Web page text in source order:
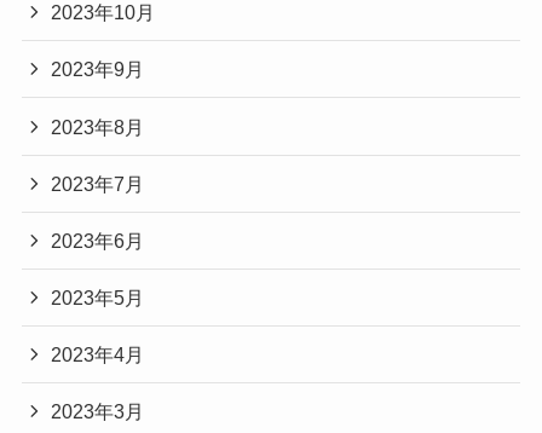
2023年10月
2023年9月
2023年8月
2023年7月
2023年6月
2023年5月
2023年4月
2023年3月